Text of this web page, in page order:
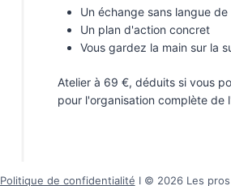
Un échange sans langue de
Un plan d'action concret
Vous gardez la main sur la
Atelier à 69 €, déduits si vous
pour l'organisation complète de
Politique de confidentialité I © 2026 Les